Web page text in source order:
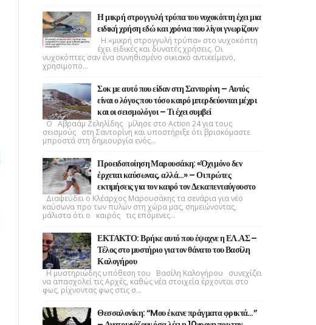
Η μικρή στρογγυλή τρύπα του νυχοκόπτη έχει μια
ειδική χρήση εδώ και χρόνια που λίγοι γνωρίζουν
Η «μικρή στρογγυλή τρύπα» στο νυχοκόπτη
έχει ειδικές και δυνατές χρήσεις. Οι
νυχοκόπτες σαν ένα συνηθισμένο οικιακό αντικείμενο,
χρησιμοπο...
Σοκ με αυτό που είδαν στη Σαντορίνη – Αυτός
είναι ο λόγος που τόσο καιρό μπερδεύονται μέχρι
και οι σεισμολόγοι – Τι έχει συμβεί
Ο Αβραάμ Ζεληλίδης μίλησε στο Action 24 για τους
σεισμούς στη Σαντορίνη και υποστήριξε ότι βρισκόμαστε
μπροστά στη δημιουργία ενός...
Προειδοποίηση Μαρουσάκη: «Όχι μόνο δεν
έρχεται καύσωνας, αλλά…» – Οι πρώτες
εκτιμήσεις για τον καιρό τον Δεκαπενταύγουστο
Διαψεύδει ο Κλέαρχος Μαρουσάκης τα σενάρια για νέο
καύσωνα προ των πυλών στη χώρα μας, σημειώνοντας,
μάλιστα ότι ο καιρός τις επόμενες...
ΕΚΤΑΚΤΟ: Βρήκε αυτό που έψαχνε η ΕΛ.ΑΣ –
Τέλος στο μυστήριο για τον θάνατο του Βασίλη
Καλογήρου
Η μυστηριώδης υπόθεση του Βασίλη Καλογήρου συνεχίζει
να απασχολεί τις Αρχές, καθώς νέα στοιχεία έρχονται στο
φως, ρίχνοντας φως στις σ...
Θεσσαλονίκη: “Mου έκανε πράγματα φρικτά…”